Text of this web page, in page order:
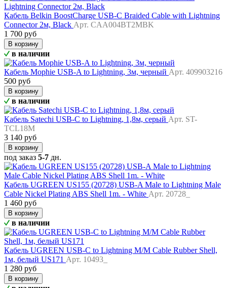
Кабель Belkin BoostCharge USB-C Braided Cable with Lightning
Connector 2м, Black Арт. CAA004BT2MBK
1 700 руб
В корзину
в наличии
Кабель Mophie USB-A to Lightning, 3м, черный Арт. 409903216
500 руб
В корзину
в наличии
Кабель Satechi USB-C to Lightning, 1,8м, серый Арт. ST-
TCL18M
3 140 руб
В корзину
под заказ 5-7 дн.
Кабель UGREEN US155 (20728) USB-A Male to Lightning Male
Cable Nickel Plating ABS Shell 1m. - White Арт. 20728_
1 460 руб
В корзину
в наличии
Кабель UGREEN USB-C to Lightning M/M Cable Rubber Shell,
1м, белый US171 Арт. 10493_
1 280 руб
В корзину